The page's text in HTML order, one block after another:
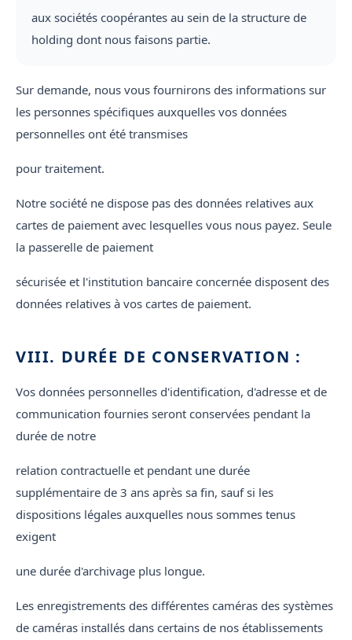
aux sociétés coopérantes au sein de la structure de
holding dont nous faisons partie.
Sur demande, nous vous fournirons des informations sur
les personnes spécifiques auxquelles vos données
personnelles ont été transmises
pour traitement.
Notre société ne dispose pas des données relatives aux
cartes de paiement avec lesquelles vous nous payez. Seule
la passerelle de paiement
sécurisée et l'institution bancaire concernée disposent des
données relatives à vos cartes de paiement.
VIII. DURÉE DE CONSERVATION :
Vos données personnelles d'identification, d'adresse et de
communication fournies seront conservées pendant la
durée de notre
relation contractuelle et pendant une durée
supplémentaire de 3 ans après sa fin, sauf si les
dispositions légales auxquelles nous sommes tenus
exigent
une durée d'archivage plus longue.
Les enregistrements des différentes caméras des systèmes
de caméras installés dans certains de nos établissements